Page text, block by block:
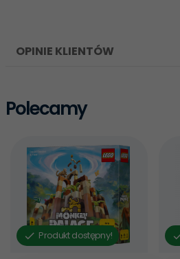
OPINIE KLIENTÓW
Polecamy
Produkt dostępny!